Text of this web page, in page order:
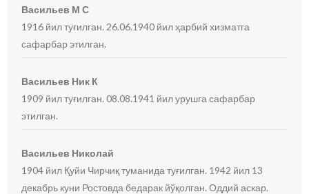
Васильев М С
1916 йил туғилган. 26.06.1940 йил ҳарбий хизматга
сафарбар этилган.
Васильев Ник К
1909 йил туғилган. 08.08.1941 йил урушга сафарбар
этилган.
Васильев Николай
1904 йил Қуйи Чирчиқ туманида туғилган. 1942 йил 13
декабрь куни Ростовда бедарак йўқолган. Оддий аскар.